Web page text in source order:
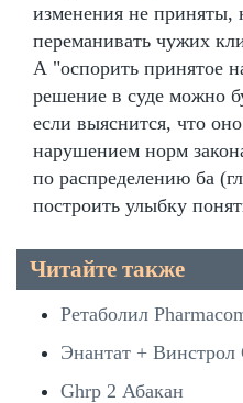
изменения не приняты,
переманивать чужих
А "оспорить принятое
решение в суде можно
если выяснится, что
нарушением норм
по распределению ба
построить улыбку
Читайте также
Ретаболил
Энантат + Винстрол
Ghrp 2 Абакан